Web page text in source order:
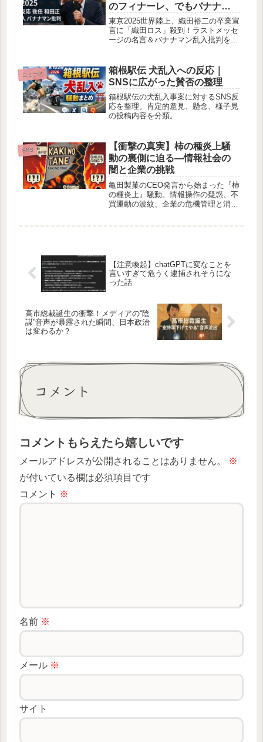
のフィナーレ、でもバナナマ
ン乱入で「台無し」叫び声が
止まらない！
東京2025世界陸上、織田裕二の卒業宣
言に「織田ロス」殺到！ラストメッセ
ージの名言＆バナナマン乱入批判を徹
動回顧。
ニュース
箱根駅伝 犬乱入への反応｜
SNSに広がった賛否の整理
箱根駅伝の犬乱入事案に対するSNS反
応を整理。肯定的意見、懸念、様子見
の投稿内容を分類。
SNS
【衝撃の真実】柿の種炎上騒
動の裏側に迫る―情報社会の
闇と企業の挑戦
亀田製菓のCEO発言から始まった『柿
の種炎上』騒動。情報操作の疑惑、不
買運動の波紋、企業の危機管理と消費
【注意喚起】chatGPTに変なことを
言いすぎて危うく逮捕されそうにな
った話
高市総裁誕生の衝撃！メディアの“陰
謀”音声が暴露された瞬間、日本政治
は変わるか？
コメント
コメントもらえたら嬉しいです
メールアドレスが公開されることはありません。
※
が付いている欄は必須項目です
コメント ※
名前 ※
メール ※
サイト